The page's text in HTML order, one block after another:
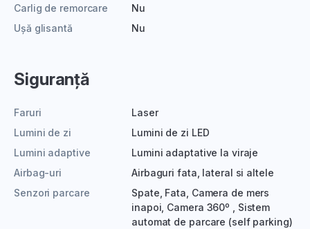
Carlig de remorcare
Nu
Ușă glisantă
Nu
Siguranță
Faruri
Laser
Lumini de zi
Lumini de zi LED
Lumini adaptive
Lumini adaptative la viraje
Airbag-uri
Airbaguri fata, lateral si altele
Senzori parcare
Spate, Fata, Camera de mers
inapoi, Camera 360º , Sistem
automat de parcare (self parking)